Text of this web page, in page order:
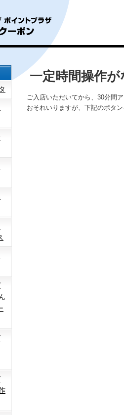
一定時間操作
ご入店いただいてから、30分間
おそれいりますが、下記のボタ